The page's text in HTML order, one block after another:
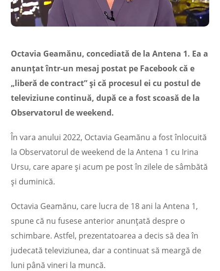
Octavia Geamănu, concediată de la Antena 1. Ea a
anunțat într-un mesaj postat pe Facebook că e
„liberă de contract” și că procesul ei cu postul de
televiziune continuă, după ce a fost scoasă de la
Observatorul de weekend.
În vara anului 2022, Octavia Geamănu a fost înlocuită
la Observatorul de weekend de la Antena 1 cu Irina
Ursu, care apare și acum pe post în zilele de sâmbătă
și duminică.
Octavia Geamănu, care lucra de 18 ani la Antena 1,
spune că nu fusese anterior anunțată despre o
schimbare. Astfel, prezentatoarea a decis să dea în
judecată televiziunea, dar a continuat să meargă de
luni până vineri la muncă.